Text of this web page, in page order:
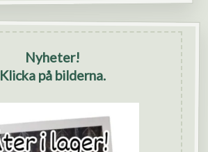
Nyheter!
Klicka på bilderna.